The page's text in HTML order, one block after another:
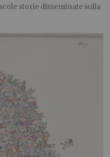
storie disseminate sulla